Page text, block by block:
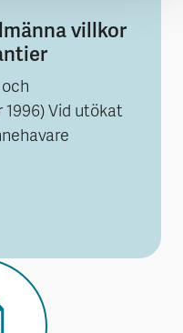
villkor
Vid utökat
till